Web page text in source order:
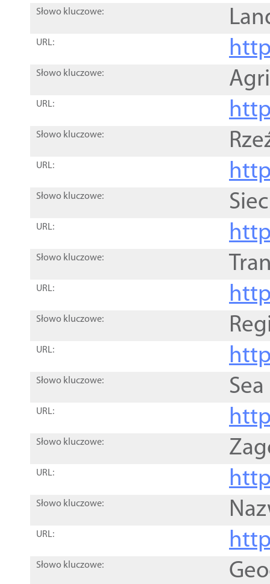
Słowo kluczowe:
URL:
Słowo kluczowe:
URL:
Słowo kluczowe:
URL:
Słowo kluczowe:
URL:
Słowo kluczowe:
URL:
Słowo kluczowe:
URL:
Słowo kluczowe:
URL:
Słowo kluczowe:
URL:
Słowo kluczowe:
URL:
Słowo kluczowe: